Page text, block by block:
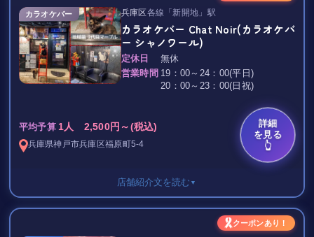
セット料金 4,000円/フリータイム
（休日前）
セット料金 4,500円/フリータイム
ボトルキープ 5,000円～
゜。*:・゜。*:・゜。*:・゜。*:・゜。*:
☆「摂津本山」駅から徒歩5分☆
綺麗な店内のお店♪
まるで家に帰ってきたような…
カラオケバー 兵庫区各線「新開地」駅
カラオケバー Chat Noir(カラオケバ
ー シャノワール)
定休日
無休
営業時間 19：00～24：00(平日)
20：00～23：00(日祝)
平均予算 1人 2,500円～(税込)
兵庫県神戸市兵庫区福原町5-4
詳細
を見る
👆
店舗紹介文を読む ▼
クーポンあり！